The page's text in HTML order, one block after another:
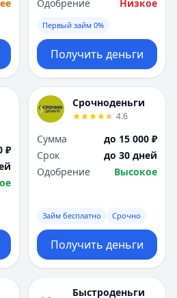
Одобрение
Низкое
Первый займ 0%
Получить деньги
₽
Срочноденьги
4.6
Сумма
до 15 000 ₽
Срок
до 30 дней
Одобрение
Высокое
Займ бесплатно Срочно
Получить деньги
Быстроденьги